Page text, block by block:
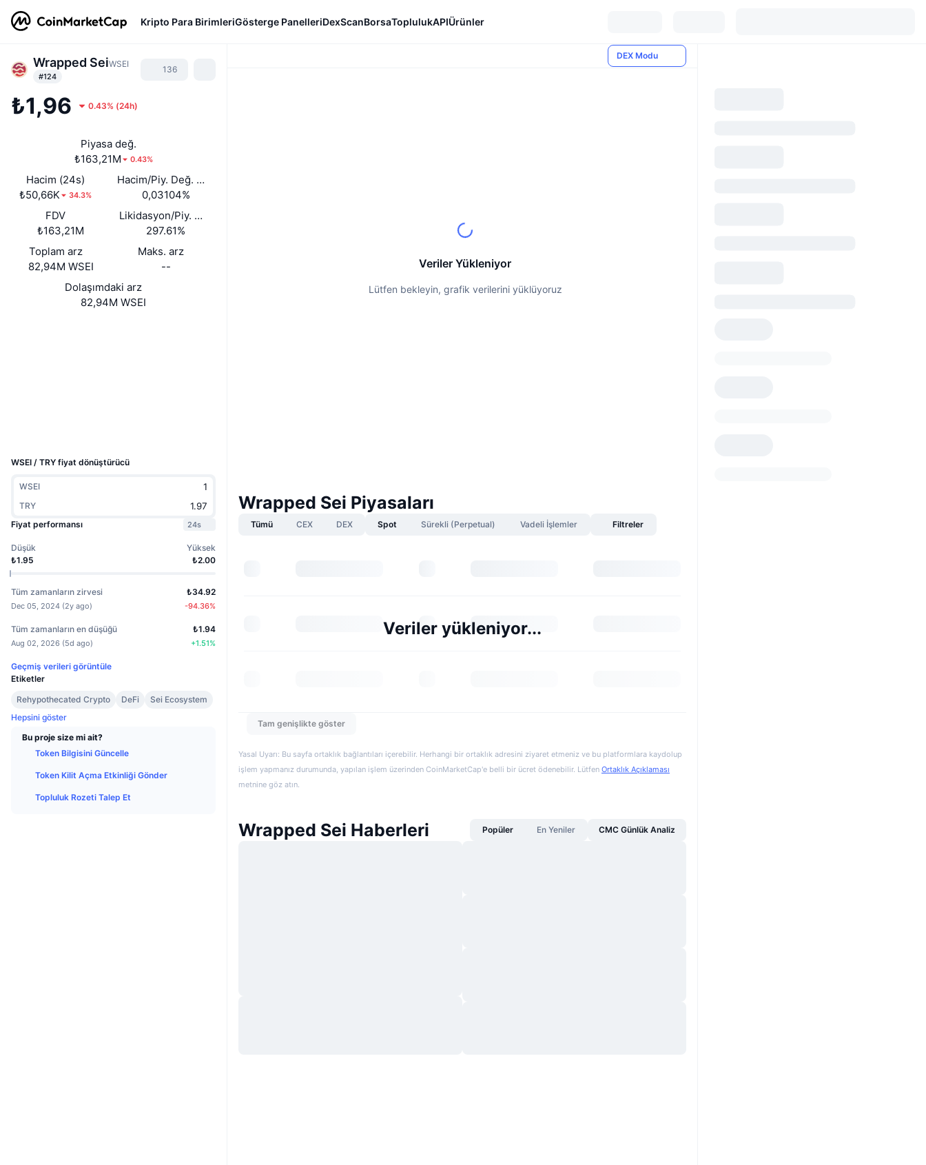
Kripto Para BirimleriGösterge PanelleriDexScanBorsaToplulukAPIÜrünler
Wrapped SeiWSEI
#124
136
₺1,96 0.43% (24h)
Piyasa değ.
₺163,21M
0.43%
Hacim (24s)
₺50,66K
34.3%
Hacim/Piy. Değ. (24s)
0,03104%
FDV
₺163,21M
Likidasyon/Piy. Değ.
297.61%
Toplam arz
82,94M WSEI
Maks. arz
--
Dolaşımdaki arz
82,94M WSEI
WSEI / TRY fiyat dönüştürücü
WSEI
TRY
Fiyat performansı
24s
Düşük
₺1.95
Yüksek
₺2.00
Tüm zamanların zirvesi
Dec 05, 2024 (2y ago)
₺34.92
-94.36%
Tüm zamanların en düşüğü
Aug 02, 2026 (5d ago)
₺1.94
+1.51%
Geçmiş verileri görüntüle
Etiketler
Rehypothecated Crypto
DeFi
Sei Ecosystem
Hepsini göster
Bu proje size mi ait?
Token Bilgisini Güncelle
Token Kilit Açma Etkinliği Gönder
Topluluk Rozeti Talep Et
DEX Modu
Veriler Yükleniyor
Lütfen bekleyin, grafik verilerini yüklüyoruz
Wrapped Sei Piyasaları
Tümü CEX DEX Spot Sürekli (Perpetual) Vadeli İşlemler Filtreler
Veriler yükleniyor...
Tam genişlikte göster
Yasal Uyarı: Bu sayfa ortaklık bağlantıları içerebilir. Herhangi bir ortaklık adresini ziyaret etmeniz ve bu platformlara kaydolup
işlem yapmanız durumunda, yapılan işlem üzerinden CoinMarketCap'e belli bir ücret ödenebilir. Lütfen Ortaklık Açıklaması
metnine göz atın.
Wrapped Sei Haberleri Popüler En Yeniler CMC Günlük Analiz